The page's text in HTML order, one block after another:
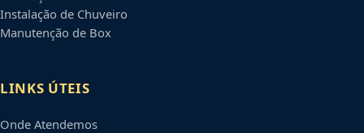
Instalação de Chuveiro
Manutenção de Box
LINKS ÚTEIS
Onde Atendemos